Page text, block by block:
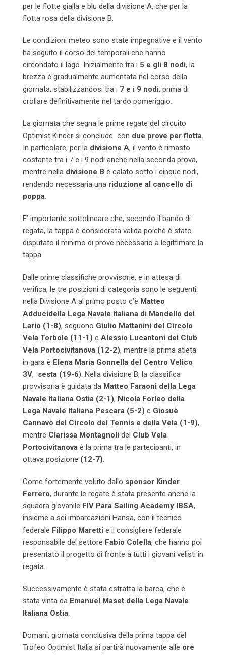
per le flotte gialla e blu della divisione A, che per la
flotta rosa della divisione B.
Le condizioni meteo sono state impegnative e il vento
ha seguito il corso dei temporali che hanno
circondato il lago. Inizialmente tra i 5 e gli 8 nodi, la
brezza è gradualmente aumentata nel corso della
giornata, stabilizzandosi tra i 7 e i 9 nodi, prima di
crollare definitivamente nel tardo pomeriggio.
La giornata che segna le prime regate del circuito
Optimist Kinder si conclude con due prove per flotta.
In particolare, per la divisione A, il vento è rimasto
costante tra i 7 e i 9 nodi anche nella seconda prova,
mentre nella divisione B è calato sotto i cinque nodi,
rendendo necessaria una riduzione al cancello di
poppa.
E’ importante sottolineare che, secondo il bando di
regata, la tappa è considerata valida poiché è stato
disputato il minimo di prove necessario a legittimare la
tappa.
Dalle prime classifiche provvisorie, e in attesa di
verifica, le tre posizioni di categoria sono le seguenti:
nella Divisione A al primo posto c’è Matteo
Adducidella Lega Navale Italiana di Mandello del
Lario (1-8), seguono Giulio Mattanini del Circolo
Vela Torbole (11-1) e Alessio Lucantoni del Club
Vela Portocivitanova (12-2), mentre la prima atleta
in gara è Elena Maria Gonnella del Centro Velico
3V, sesta (19-6). Nella divisione B, la classifica
provvisoria è guidata da Matteo Faraoni della Lega
Navale Italiana Ostia (2-1), Nicola Forleo della
Lega Navale Italiana Pescara (5-2) e Giosuè
Cannavò del Circolo del Tennis e della Vela (1-9),
mentre Clarissa Montagnoli del Club Vela
Portocivitanova è la prima tra le partecipanti, in
ottava posizione (12-7).
Come fortemente voluto dallo sponsor Kinder
Ferrero, durante le regate è stata presente anche la
squadra giovanile FIV Para Sailing Academy IBSA,
insieme a sei imbarcazioni Hansa, con il tecnico
federale Filippo Maretti e il consigliere federale
responsabile del settore Fabio Colella, che hanno poi
presentato il progetto di fronte a tutti i giovani velisti in
regata.
Successivamente è stata estratta la barca, che è
stata vinta da Emanuel Maset della Lega Navale
Italiana Ostia.
Domani, giornata conclusiva della prima tappa del
Trofeo Optimist Italia si partirà nuovamente alle ore